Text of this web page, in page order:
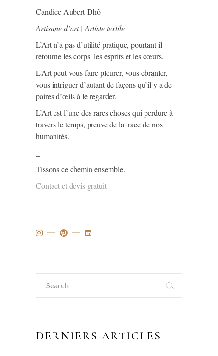
Candice Aubert-Dhô
Artisane d’art | Artiste textile
L’Art n’a pas d’utilité pratique, pourtant il
retourne les corps, les esprits et les cœurs.
L’Art peut vous faire pleurer, vous ébranler,
vous intriguer d’autant de façons qu’il y a de
paires d’œils à le regarder.
L’Art est l’une des rares choses qui perdure à
travers le temps, preuve de la trace de nos
humanités.
Tissons ce chemin ensemble.
Contact et devis gratuit
Search
for:
DERNIERS ARTICLES